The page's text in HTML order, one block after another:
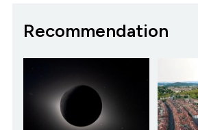
Recommendation